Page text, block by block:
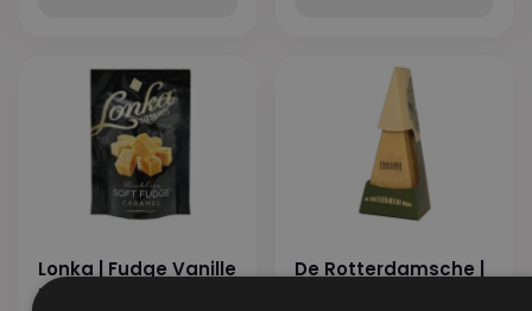
Lonka | Fudge Vanille
– ZWART
De Rotterdamsche |